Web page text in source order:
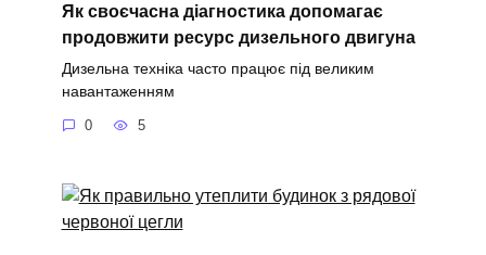
Як своєчасна діагностика допомагає
продовжити ресурс дизельного двигуна
Дизельна техніка часто працює під великим
навантаженням
0 5